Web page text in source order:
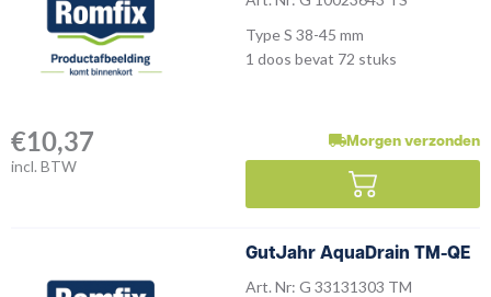
Type S 38-45 mm
1 doos bevat 72 stuks
€10,37
incl. BTW
Morgen verzonden
GutJahr AquaDrain TM-QE
Art. Nr: G 33131303 TM